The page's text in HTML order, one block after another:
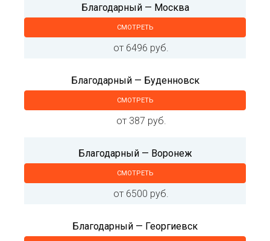
Благодарный — Москва
СМОТРЕТЬ
от 6496 руб.
Благодарный — Буденновск
СМОТРЕТЬ
от 387 руб.
Благодарный — Воронеж
СМОТРЕТЬ
от 6500 руб.
Благодарный — Георгиевск